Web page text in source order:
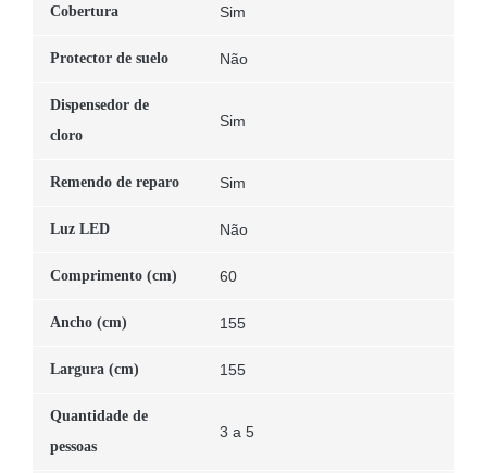
Cobertura Sim
Protector de suelo Não
Dispensedor de
cloro
Sim
Remendo de reparo Sim
Luz LED Não
Comprimento (cm) 60
Ancho (cm) 155
Largura (cm) 155
Quantidade de
pessoas
3 a 5